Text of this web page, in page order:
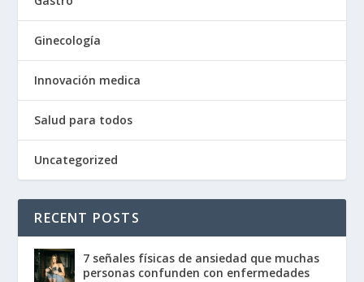
Ginecología
Innovación medica
Salud para todos
Uncategorized
RECENT POSTS
7 señales físicas de ansiedad que muchas
personas confunden con enfermedades